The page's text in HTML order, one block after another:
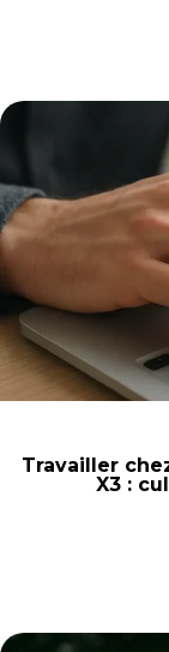
Travailler
X3 :